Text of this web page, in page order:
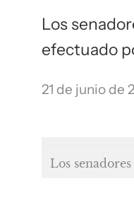
Los
efectuado
21 de junio de
Los